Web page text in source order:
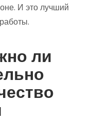
И это лучший
ли